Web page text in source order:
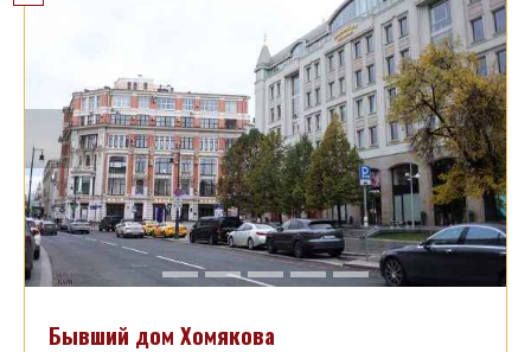
Бывший дом Хомякова